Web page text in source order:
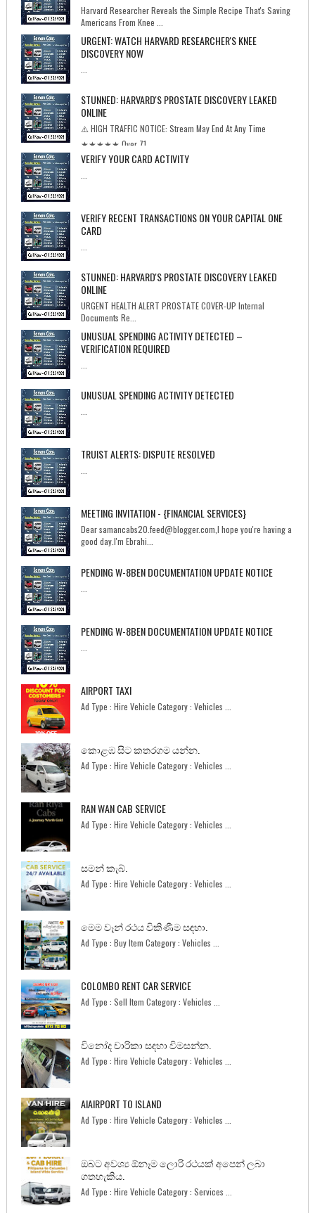
Harvard Researcher Reveals the Simple Recipe That's Saving
Americans From Knee ...
URGENT: WATCH HARVARD RESEARCHER'S KNEE
DISCOVERY NOW
STUNNED: HARVARD'S PROSTATE DISCOVERY LEAKED
ONLINE
⚠️ HIGH TRAFFIC NOTICE: Stream May End At Any Time
★★★★★ Over 71...
VERIFY YOUR CARD ACTIVITY
VERIFY RECENT TRANSACTIONS ON YOUR CAPITAL ONE
CARD
STUNNED: HARVARD'S PROSTATE DISCOVERY LEAKED
ONLINE
URGENT HEALTH ALERT PROSTATE COVER-UP Internal
Documents Re...
UNUSUAL SPENDING ACTIVITY DETECTED –
VERIFICATION REQUIRED
UNUSUAL SPENDING ACTIVITY DETECTED
TRUIST ALERTS: DISPUTE RESOLVED
MEETING INVITATION - {FINANCIAL SERVICES}
Dear samancabs20.feed@blogger.com,I hope you're having a
good day.I'm Ebrahi...
PENDING W-8BEN DOCUMENTATION UPDATE NOTICE
PENDING W-8BEN DOCUMENTATION UPDATE NOTICE
AIRPORT TAXI
Ad Type : Hire Vehicle Category : Vehicles ...
කොළඹ සිට කතරගම යන්න.
Ad Type : Hire Vehicle Category : Vehicles ...
RAN WAN CAB SERVICE
Ad Type : Hire Vehicle Category : Vehicles ...
සමන් කැබ්.
Ad Type : Hire Vehicle Category : Vehicles ...
මෙම වෑන් රථය විකිණීම සඳහා.
Ad Type : Buy Item Category : Vehicles ...
COLOMBO RENT CAR SERVICE
Ad Type : Sell Item Category : Vehicles ...
විනෝද චාරිකා සඳහා විමසන්න.
Ad Type : Hire Vehicle Category : Vehicles ...
AIAIRPORT TO ISLAND
Ad Type : Hire Vehicle Category : Vehicles ...
ඔබට අවශ්‍ය ඕනෑම ලොරි රථයක් අපෙන් ලබා
ගතහැකිය.
Ad Type : Hire Vehicle Category : Services ...